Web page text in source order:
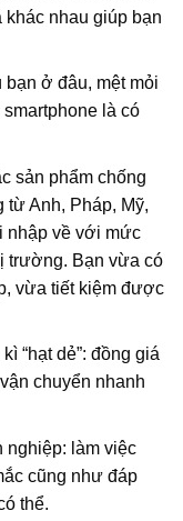
nhau giúp bạn
bạn ở đâu, mệt mỏi
là có
sản phẩm chống
Anh, Pháp, Mỹ,
nhập về với mức
trường. Bạn vừa có
vừa tiết kiệm được
“hạt dẻ”: đồng giá
chuyển nhanh
nghiệp: làm việc
cũng như đáp
thể.